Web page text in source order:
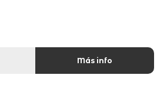
Más info